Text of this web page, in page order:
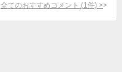
全てのおすすめコメント (1 件) >